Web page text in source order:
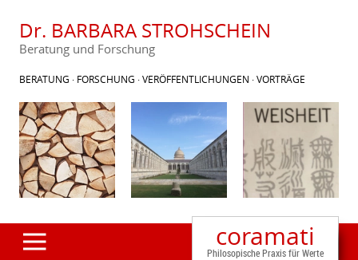
Dr. BARBARA STROHSCHEIN
Beratung und Forschung
BERATUNG · FORSCHUNG · VERÖFFENTLICHUNGEN · VORTRÄGE
coramati
Philosopische Praxis für Werte